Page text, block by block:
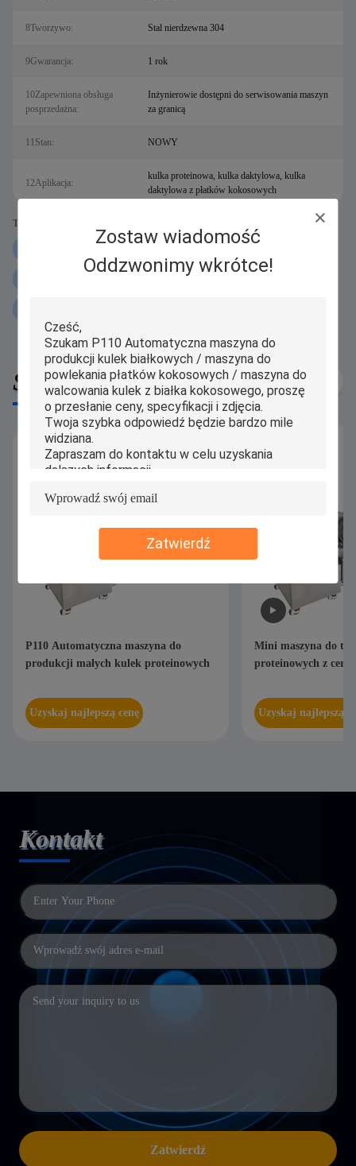
Zostaw wiadomość
Oddzwonimy wkrótce!
Zatwierdź
8Tworzywo: Stal nierdzewna 304
9Gwarancja: 1 rok
10Zapewniona obsługa
posprzedażna:
Inżynierowie dostępni do serwisowania maszyn
za granicą
11Stan: NOWY
12Aplikacja:
kulka proteinowa, kulka daktylowa, kulka
daktylowa z płatków kokosowych
Tags:
Maszyna do toczenia kulek proteinowych iPAPA
Similar Products
P110 Automatyczna maszyna do
produkcji małych kulek proteinowych
Uzyskaj najlepszą cenę
Mini maszyna do
proteinowych z
Uzyskaj najlepszą
Kontakt
Zatwierdź